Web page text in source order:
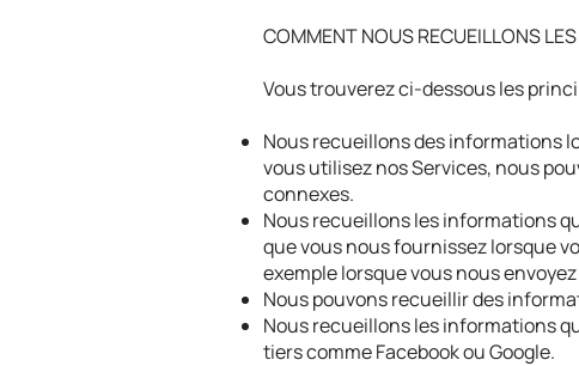
COMMENT NOUS RECUEILLONS
Vous trouverez ci-dessous les
Nous recueillons des informations
vous utilisez nos Services, nous
connexes.
Nous recueillons les informations
que vous nous fournissez lorsque
exemple lorsque vous nous
Nous pouvons recueillir des
Nous recueillons les informations
tiers comme Facebook ou Google.